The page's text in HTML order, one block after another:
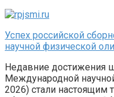
Успех российской
научной физической
Недавние достижения
Международной
2026) стали настоящим